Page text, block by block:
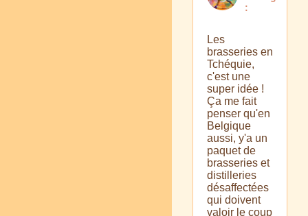
:
Les
brasseries en
Tchéquie,
c'est une
super idée !
Ça me fait
penser qu'en
Belgique
aussi, y'a un
paquet de
brasseries et
distilleries
désaffectées
qui doivent
valoir le coup